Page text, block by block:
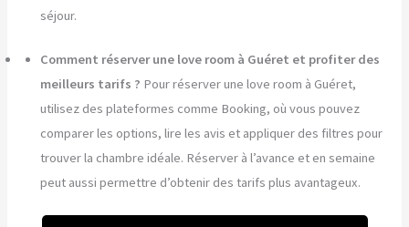
séjour.
Comment réserver une love room à Guéret et profiter des
meilleurs tarifs ? Pour réserver une love room à Guéret,
utilisez des plateformes comme Booking, où vous pouvez
comparer les options, lire les avis et appliquer des filtres pour
trouver la chambre idéale. Réserver à l’avance et en semaine
peut aussi permettre d’obtenir des tarifs plus avantageux.